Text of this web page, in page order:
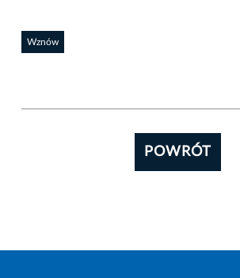
Wznów
POWRÓT